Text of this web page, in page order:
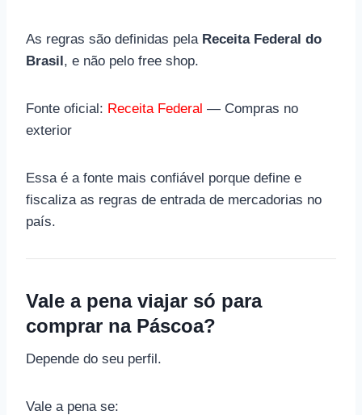
As regras são definidas pela Receita Federal do
Brasil, e não pelo free shop.
Fonte oficial: Receita Federal — Compras no
exterior
Essa é a fonte mais confiável porque define e
fiscaliza as regras de entrada de mercadorias no
país.
Vale a pena viajar só para
comprar na Páscoa?
Depende do seu perfil.
Vale a pena se: